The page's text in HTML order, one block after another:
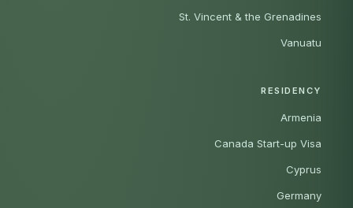
St. Vincent & the Grenadines
Vanuatu
RESIDENCY
Armenia
Canada Start-up Visa
Cyprus
Germany